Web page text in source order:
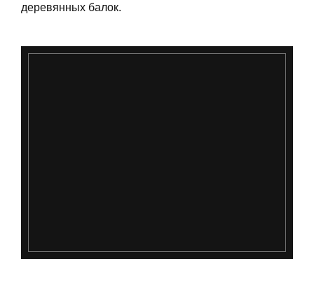
деревянных балок.